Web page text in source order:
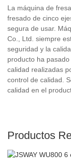
La máquina de
fresado de cinco
segura de usar.
Co., Ltd. siempre
seguridad y la
producto ha
calidad realizadas
control de calidad.
calidad en el
Productos